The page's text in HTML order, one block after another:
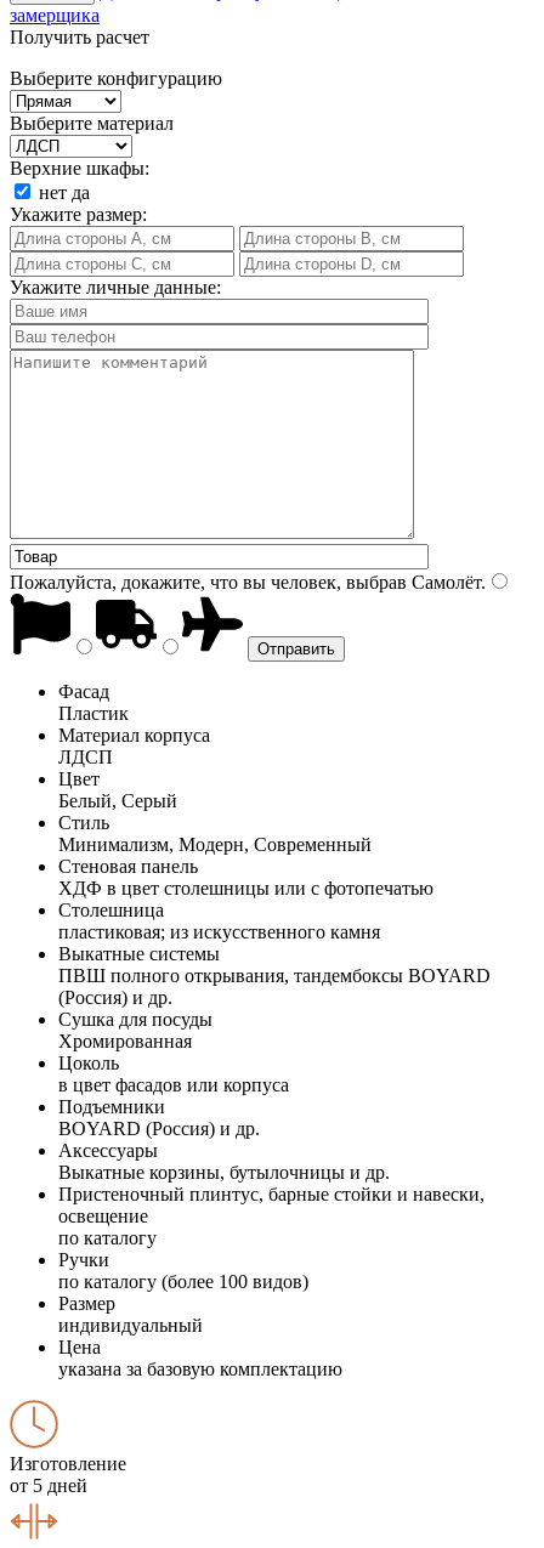
замерщика
Получить расчет
Выберите конфигурацию
Выберите материал
Верхние шкафы:
нет да
Укажите размер:
Укажите личные данные:
Пожалуйста, докажите, что вы человек, выбрав Самолёт.
Фасад
Пластик
Материал корпуса
ЛДСП
Цвет
Белый, Серый
Стиль
Минимализм, Модерн, Современный
Стеновая панель
ХДФ в цвет столешницы или с фотопечатью
Столешница
пластиковая; из искусственного камня
Выкатные системы
ПВШ полного открывания, тандембоксы BOYARD
(Россия) и др.
Сушка для посуды
Хромированная
Цоколь
в цвет фасадов или корпуса
Подъемники
BOYARD (Россия) и др.
Аксессуары
Выкатные корзины, бутылочницы и др.
Пристеночный плинтус, барные стойки и навески,
освещение
по каталогу
Ручки
по каталогу (более 100 видов)
Размер
индивидуальный
Цена
указана за базовую комплектацию
Изготовление
от 5 дней